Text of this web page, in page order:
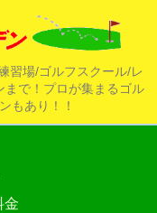
習場/ゴルフスクール/レ
まで！プロが集まるゴル
もあり！！
金